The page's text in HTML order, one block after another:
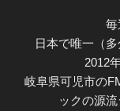
毎
日本で唯一（
2012
岐阜県可児市の
ックの源